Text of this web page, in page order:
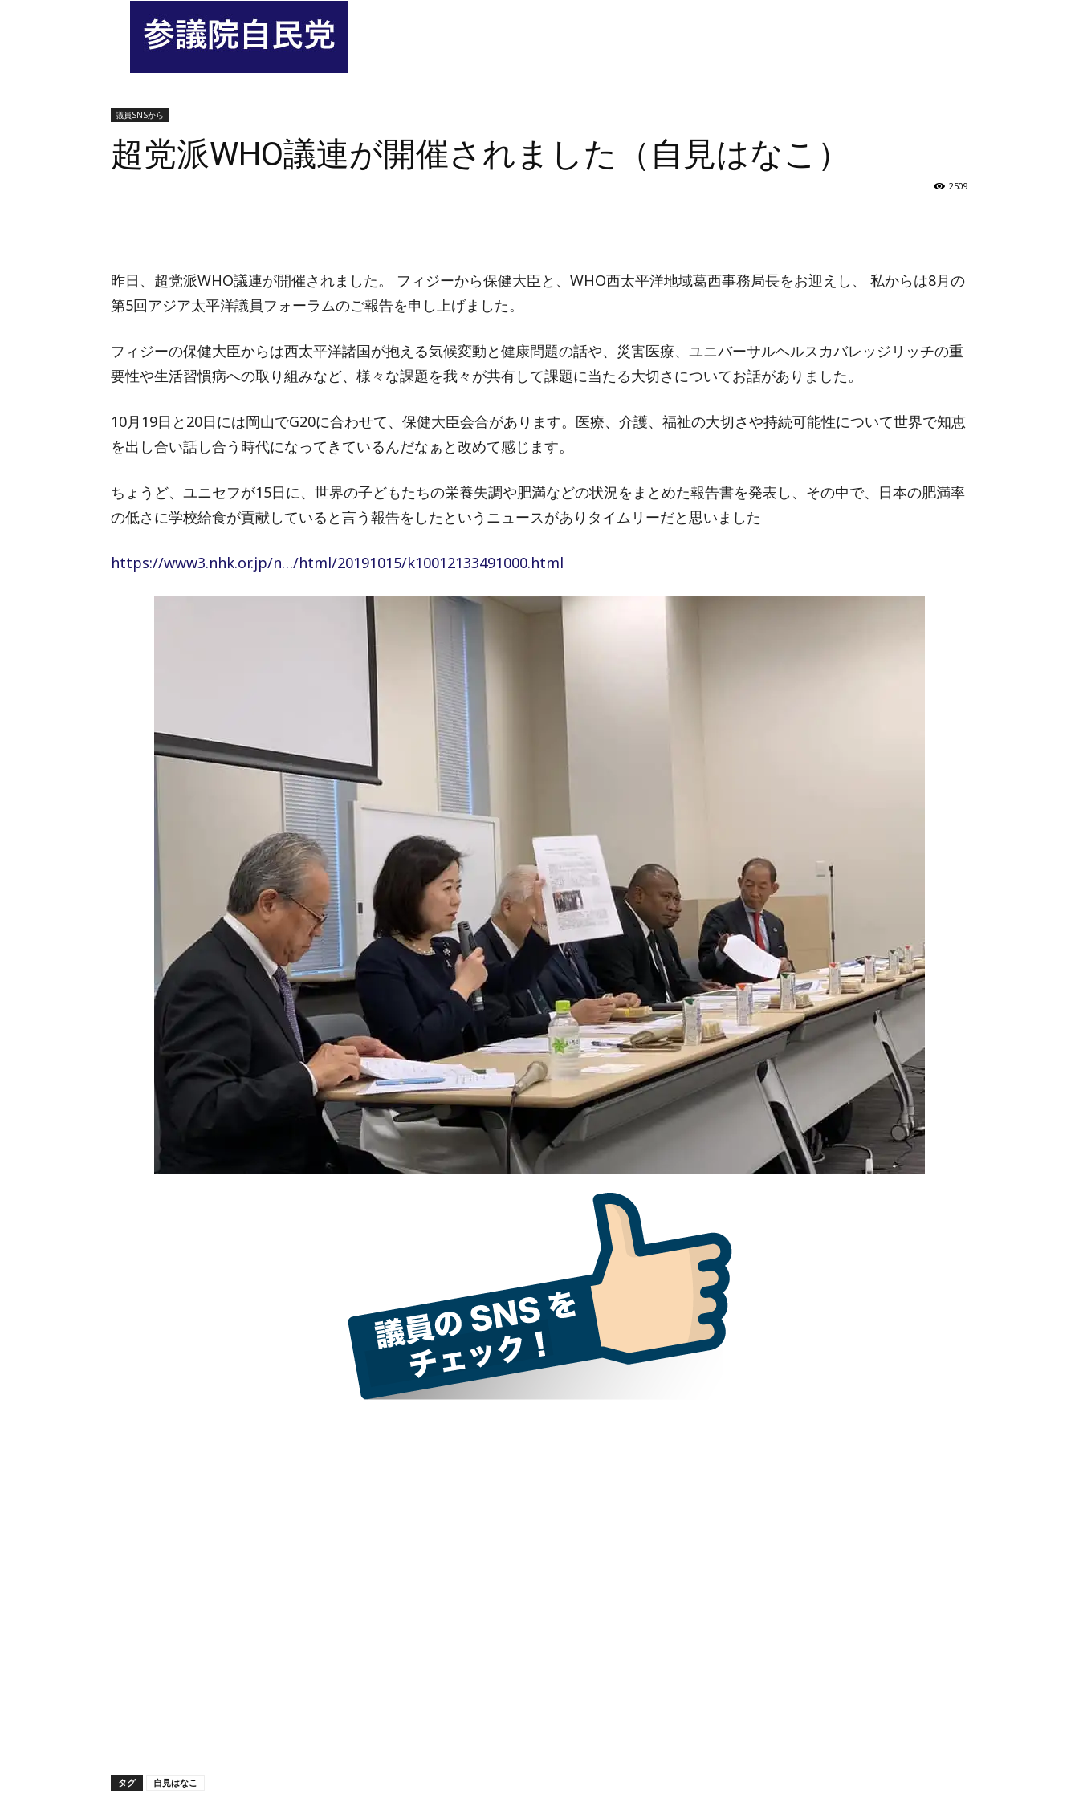
議員SNSから
超党派WHO議連が開催されました（自見はなこ）
2509
昨日、超党派WHO議連が開催されました。 フィジーから保健大臣と、WHO西太平洋地域葛西事務局長をお迎えし、 私からは8月の
第5回アジア太平洋議員フォーラムのご報告を申し上げました。
フィジーの保健大臣からは西太平洋諸国が抱える気候変動と健康問題の話や、災害医療、ユニバーサルヘルスカバレッジリッチの重
要性や生活習慣病への取り組みなど、様々な課題を我々が共有して課題に当たる大切さについてお話がありました。
10月19日と20日には岡山でG20に合わせて、保健大臣会合があります。医療、介護、福祉の大切さや持続可能性について世界で知恵
を出し合い話し合う時代になってきているんだなぁと改めて感じます。
ちょうど、ユニセフが15日に、世界の子どもたちの栄養失調や肥満などの状況をまとめた報告書を発表し、その中で、日本の肥満率
の低さに学校給食が貢献していると言う報告をしたというニュースがありタイムリーだと思いました
https://www3.nhk.or.jp/n…/html/20191015/k10012133491000.html
タグ 自見はなこ